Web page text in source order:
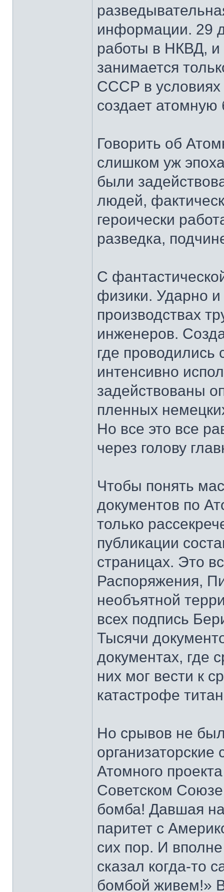
информации. 29
работы в НКВД, и
занимается
СССР в условиях
создает атомную
Говорить об
слишком уж
были
людей,
героически
разведка,
С
физики. Ударно
производствах
инженеров.
где проводились
интенсивно
задействованы
пленных
Но все это все
через голову
Чтобы понять
документов по
только
публикации
страницах. Это
Распоряжения,
необъятной
всех подпись
Тысячи
документах, где
них мог вести к
катастрофе
Но срывов не
организаторские
Атомного
Советском
бомба! Давшая
паритет с
сих пор. И
сказал когда-то
бомбой живем!»